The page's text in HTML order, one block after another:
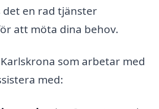
det en rad tjänster
att möta dina behov.
som arbetar med
med: